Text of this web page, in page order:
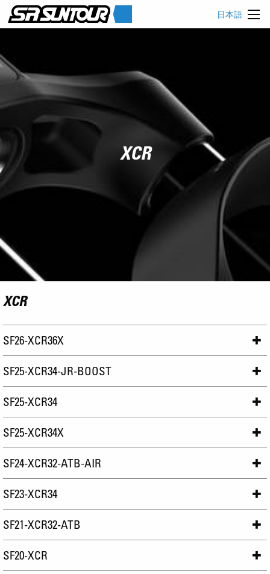
日本語
XCR
XCR
SF26-XCR36X
SF25-XCR34-JR-BOOST
SF25-XCR34
SF25-XCR34X
SF24-XCR32-ATB-AIR
SF23-XCR34
SF21-XCR32-ATB
SF20-XCR